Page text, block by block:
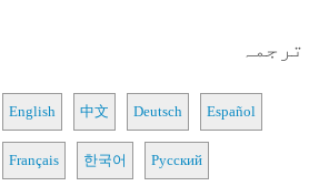
ترجمہ
English 中文 Deutsch Español
Français 한국어 Русский